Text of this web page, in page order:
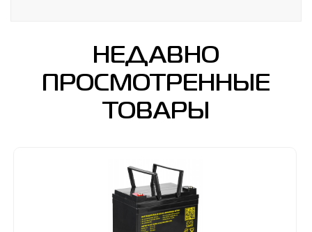
НЕДАВНО
ПРОСМОТРЕННЫЕ
ТОВАРЫ